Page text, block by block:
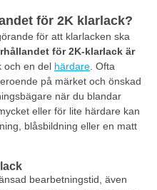
för 2K klarlack?
för att klarlacken ska
för 2K-klarlack är
och en del härdare . Ofta
på märket och önskad
när du blandar
eller för lite härdare kan
blåsbildning eller en matt
bearbetningstid, även